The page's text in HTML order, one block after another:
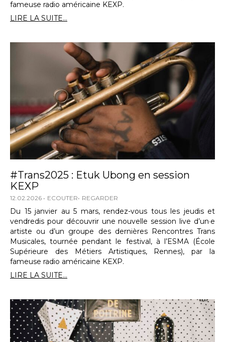
fameuse radio américaine KEXP.
LIRE LA SUITE...
#Trans2025 : Etuk Ubong en session
KEXP
12.02.2026 ECOUTER REGARDER
Du 15 janvier au 5 mars, rendez-vous tous les jeudis et
vendredis pour découvrir une nouvelle session live d’un·e
artiste ou d’un groupe des dernières Rencontres Trans
Musicales, tournée pendant le festival, à l’ESMA (École
Supérieure des Métiers Artistiques, Rennes), par la
fameuse radio américaine KEXP.
LIRE LA SUITE...